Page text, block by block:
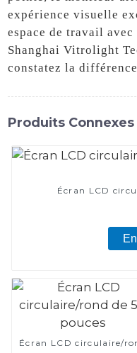
expérience visuelle
espace de travail
Shanghai Vitrolight
constatez la
Produits Connexes
Écran LCD
Écran LCD circulaire/